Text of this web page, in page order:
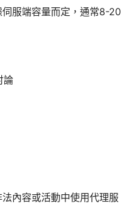
服端容量而定，通常8-20
論
內容或活動中使用代理服